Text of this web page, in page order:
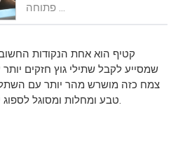
פתוחה ...
קטיף הוא אחת הנקודות
שמסייע לקבל שתילי גוץ חזקים
צמח כזה מושרש מהר יותר עם
טבע ומחלות ומסוגל לספוג יותר חומרים מזינים מהאדמה.